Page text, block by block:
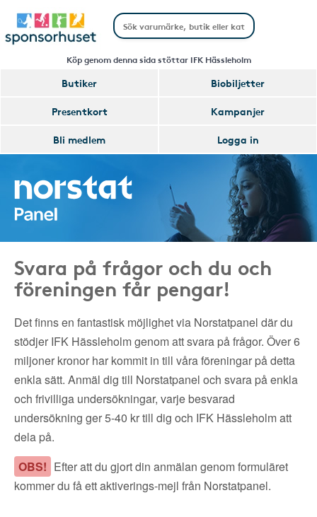
Köp genom denna sida stöttar IFK Hässleholm
Butiker
Biobiljetter
Presentkort
Kampanjer
Bli medlem
Logga in
Svara på frågor och du och
föreningen får pengar!
Det finns en fantastisk möjlighet via Norstatpanel där du
stödjer IFK Hässleholm genom att svara på frågor. Över 6
miljoner kronor har kommit in till våra föreningar på detta
enkla sätt. Anmäl dig till Norstatpanel och svara på enkla
och frivilliga undersökningar, varje besvarad
undersökning ger 5-40 kr till dig och IFK Hässleholm att
dela på.
OBS! Efter att du gjort din anmälan genom formuläret
kommer du få ett aktiverings-mejl från Norstatpanel.